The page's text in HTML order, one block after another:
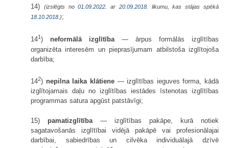
14) (izslēgts no01.09.2022. ar 20.09.2018. likumu, kas stājas spēkā
18.10.2018. );
141 ) neformālā izglītība— ārpus formālās izglītības
organizēta interesēm un pieprasījumam atbilstoša izglītojoša
darbība;
142) nepilna laika klātiene — izglītības ieguves forma, kādā
izglītojamais daļu no izglītības iestādes īstenotas izglītības
programmas satura apgūst patstāvīgi;
15) pamatizglītība— izglītības pakāpe, kurā notiek
sagatavošanās izglītībai vidējā pakāpē vai profesionālajai
darbībai, sabiedrības un cilvēka individuālajā dzīvē